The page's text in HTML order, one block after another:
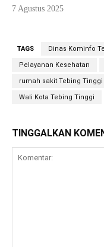
7 Agustus 2025
TAGS Dinas Kominfo
Pelayanan Kesehatan
rumah sakit Tebing Tinggi
Wali Kota Tebing Tinggi
TINGGALKAN